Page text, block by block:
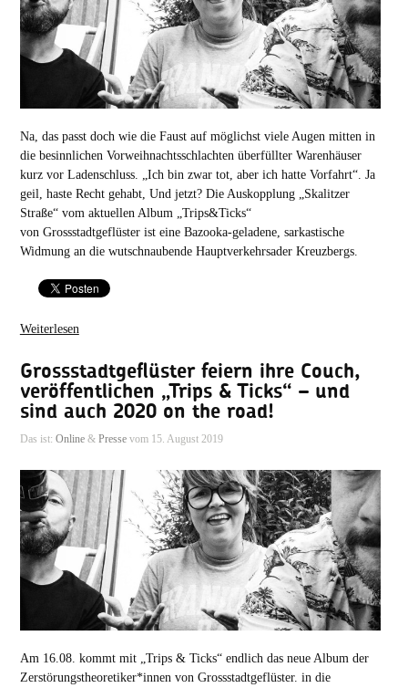
Na, das passt doch wie die Faust auf möglichst viele Augen mitten in
die besinnlichen Vorweihnachtsschlachten überfüllter Warenhäuser
kurz vor Ladenschluss. „Ich bin zwar tot, aber ich hatte Vorfahrt“. Ja
geil, haste Recht gehabt, Und jetzt? Die Auskopplung „Skalitzer
Straße“ vom aktuellen Album „Trips&Ticks“
von Grossstadtgeflüster ist eine Bazooka-geladene, sarkastische
Widmung an die wutschnaubende Hauptverkehrsader Kreuzbergs.
Weiterlesen
Grossstadtgeflüster feiern ihre Couch,
veröffentlichen „Trips & Ticks“ – und
sind auch 2020 on the road!
Das ist: Online& Pressevom 15. August 2019
Am 16.08. kommt mit „Trips & Ticks“ endlich das neue Album der
Zerstörungstheoretiker*innen von Grossstadtgeflüster. in die